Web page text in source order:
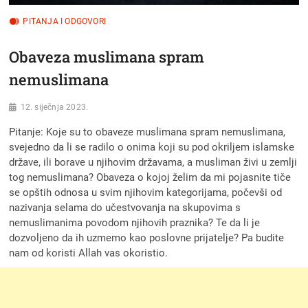
PITANJA I ODGOVORI
Obaveza muslimana spram
nemuslimana
12. siječnja 2023.
Pitanje: Koje su to obaveze muslimana spram nemuslimana,
svejedno da li se radilo o onima koji su pod okriljem islamske
države, ili borave u njihovim državama, a musliman živi u zemlji
tog nemuslimana? Obaveza o kojoj želim da mi pojasnite tiče
se opštih odnosa u svim njihovim kategorijama, počevši od
nazivanja selama do učestvovanja na skupovima s
nemuslimanima povodom njihovih praznika? Te da li je
dozvoljeno da ih uzmemo kao poslovne prijatelje? Pa budite
nam od koristi Allah vas okoristio.